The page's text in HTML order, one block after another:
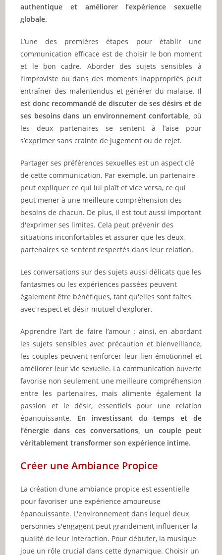
authentique et améliorer l’expérience sexuelle
globale.
L’une des premières étapes pour établir une
communication efficace est de choisir le bon moment
et le bon cadre. Aborder des sujets sensibles à
l’improviste ou dans des moments inappropriés peut
entraîner des malentendus et générer du malaise. Il
est donc recommandé de discuter de ses désirs et de
ses besoins dans un environnement confortable, où
les deux partenaires se sentent à l’aise pour
s’exprimer sans crainte de jugement ou de rejet.
Partager ses préférences sexuelles est un aspect clé
de cette communication. Par exemple, un partenaire
peut expliquer ce qui lui plaît et vice versa, ce qui
peut mener à une meilleure compréhension des
besoins de chacun. De plus, il est tout aussi important
d'exprimer ses limites. Cela peut prévenir des
situations inconfortables et assurer que les deux
partenaires se sentent respectés dans leur relation.
Les conversations sur des sujets aussi délicats que les
fantasmes ou les expériences passées peuvent
également être bénéfiques, tant qu'elles sont faites
avec respect et désir mutuel d'explorer.
Apprendre l’art de faire l’amour : ainsi, en abordant
les sujets sensibles avec précaution et bienveillance,
les couples peuvent renforcer leur lien émotionnel et
améliorer leur vie sexuelle. La communication ouverte
favorise non seulement une meilleure compréhension
entre les partenaires, mais alimente également la
passion et le désir, essentiels pour une relation
épanouissante. En investissant du temps et de
l’énergie dans ces conversations, un couple peut
véritablement transformer son expérience intime.
Créer une Ambiance Propice
La création d'une ambiance propice est essentielle
pour favoriser une expérience amoureuse
épanouissante. L'environnement dans lequel deux
personnes s'engagent peut grandement influencer la
qualité de leur interaction. Pour débuter, la musique
joue un rôle crucial dans cette dynamique. Choisir un